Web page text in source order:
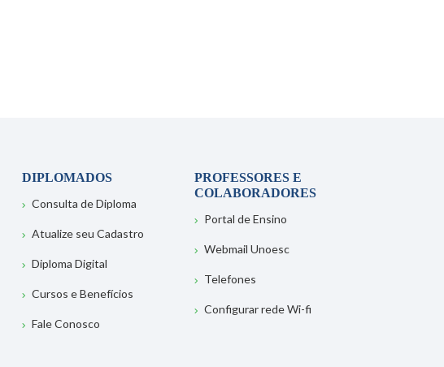
DIPLOMADOS
Consulta de Diploma
Atualize seu Cadastro
Diploma Digital
Cursos e Benefícios
Fale Conosco
PROFESSORES E
COLABORADORES
Portal de Ensino
Webmail Unoesc
Telefones
Configurar rede Wi-fi